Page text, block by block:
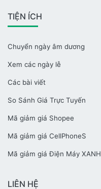
TIỆN ÍCH
Chuyển ngày âm dương
Xem các ngày lễ
Các bài viết
So Sánh Giá Trực Tuyến
Mã giảm giá Shopee
Mã giảm giá CellPhoneS
Mã giảm giá Điện Máy XANH
LIÊN HỆ